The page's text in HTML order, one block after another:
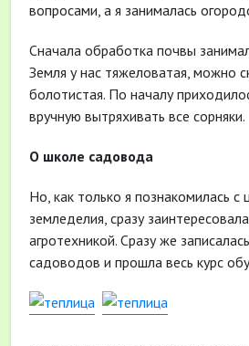
вопросами, а я занималась
Сначала обработка почвы
Земля у нас тяжеловатая, можно
болотистая. По началу
вручную вытряхивать все сорняки.
О школе садовода
Но, как только я познакомилась с
земледелия, сразу
агротехникой. Сразу же
садоводов и прошла весь курс